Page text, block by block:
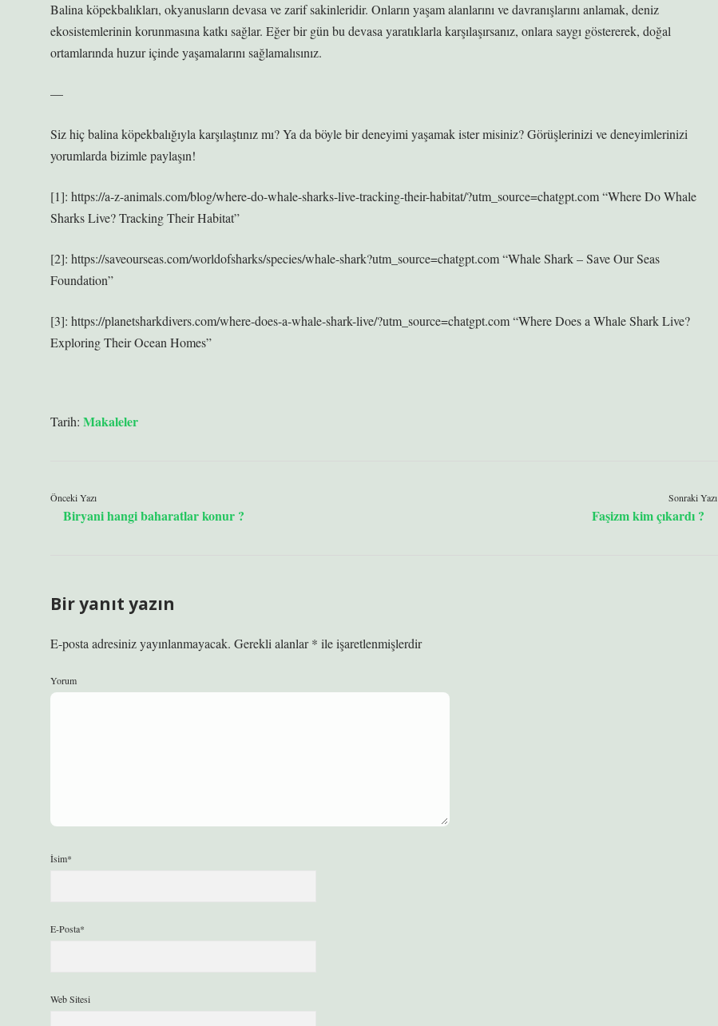
Balina köpekbalıkları, okyanusların devasa ve zarif sakinleridir. Onların yaşam alanlarını ve davranışlarını anlamak, deniz
ekosistemlerinin korunmasına katkı sağlar. Eğer bir gün bu devasa yaratıklarla karşılaşırsanız, onlara saygı göstererek, doğal
ortamlarında huzur içinde yaşamalarını sağlamalısınız.
—
Siz hiç balina köpekbalığıyla karşılaştınız mı? Ya da böyle bir deneyimi yaşamak ister misiniz? Görüşlerinizi ve deneyimlerinizi
yorumlarda bizimle paylaşın!
[1]: https://a-z-animals.com/blog/where-do-whale-sharks-live-tracking-their-habitat/?utm_source=chatgpt.com “Where Do Whale
Sharks Live? Tracking Their Habitat”
[2]: https://saveourseas.com/worldofsharks/species/whale-shark?utm_source=chatgpt.com “Whale Shark – Save Our Seas
Foundation”
[3]: https://planetsharkdivers.com/where-does-a-whale-shark-live/?utm_source=chatgpt.com “Where Does a Whale Shark Live?
Exploring Their Ocean Homes”
Tarih: Makaleler
Önceki Yazı
Biryani hangi baharatlar konur ?
Sonraki Yazı
Faşizm kim çıkardı ?
Bir yanıt yazın
E-posta adresiniz yayınlanmayacak. Gerekli alanlar* ile işaretlenmişlerdir
Yorum
İsim*
E-Posta*
Web Sitesi